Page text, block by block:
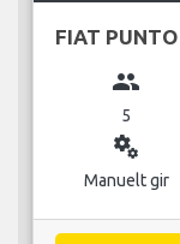
FIAT PUNTO
group
5
miscellaneous_services
Manuelt gir